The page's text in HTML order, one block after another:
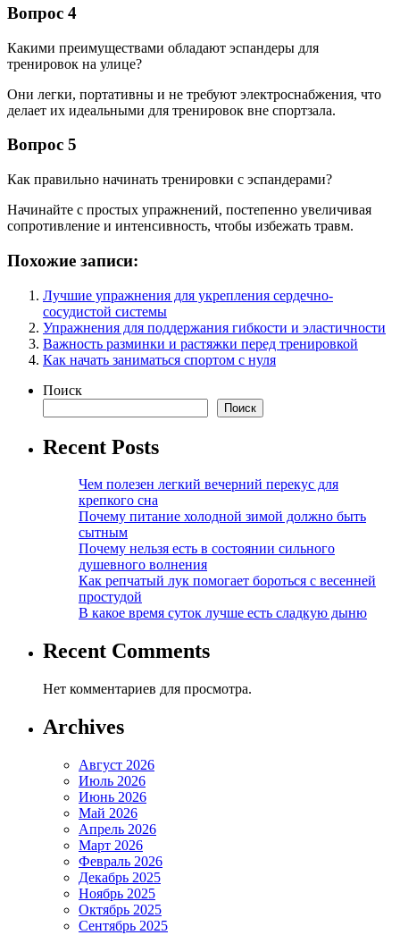
Вопрос 4
Какими преимуществами обладают эспандеры для
тренировок на улице?
Они легки, портативны и не требуют электроснабжения, что
делает их идеальными для тренировок вне спортзала.
Вопрос 5
Как правильно начинать тренировки с эспандерами?
Начинайте с простых упражнений, постепенно увеличивая
сопротивление и интенсивность, чтобы избежать травм.
Похожие записи:
Лучшие упражнения для укрепления сердечно-
сосудистой системы
Упражнения для поддержания гибкости и эластичности
Важность разминки и растяжки перед тренировкой
Как начать заниматься спортом с нуля
Поиск
Поиск
Recent Posts
Чем полезен легкий вечерний перекус для
крепкого сна
Почему питание холодной зимой должно быть
сытным
Почему нельзя есть в состоянии сильного
душевного волнения
Как репчатый лук помогает бороться с весенней
простудой
В какое время суток лучше есть сладкую дыню
Recent Comments
Нет комментариев для просмотра.
Archives
Август 2026
Июль 2026
Июнь 2026
Май 2026
Апрель 2026
Март 2026
Февраль 2026
Декабрь 2025
Ноябрь 2025
Октябрь 2025
Сентябрь 2025